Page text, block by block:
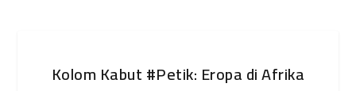
Kolom Kabut #Petik: Eropa di Afrika